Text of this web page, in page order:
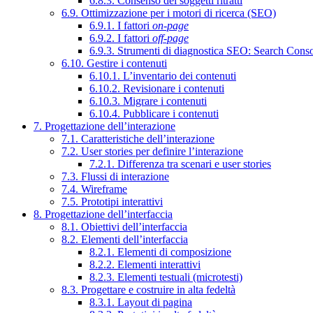
6.9. Ottimizzazione per i motori di ricerca (SEO)
6.9.1. I fattori on-page
6.9.2. I fattori off-page
6.9.3. Strumenti di diagnostica SEO: Search
6.10. Gestire i contenuti
6.10.1. L’inventario dei contenuti
6.10.2. Revisionare i contenuti
6.10.3. Migrare i contenuti
6.10.4. Pubblicare i contenuti
7. Progettazione dell’interazione
7.1. Caratteristiche dell’interazione
7.2. User stories per definire l’interazione
7.2.1. Differenza tra scenari e user stories
7.3. Flussi di interazione
7.4. Wireframe
7.5. Prototipi interattivi
8. Progettazione dell’interfaccia
8.1. Obiettivi dell’interfaccia
8.2. Elementi dell’interfaccia
8.2.1. Elementi di composizione
8.2.2. Elementi interattivi
8.2.3. Elementi testuali (microtesti)
8.3. Progettare e costruire in alta fedeltà
8.3.1. Layout di pagina